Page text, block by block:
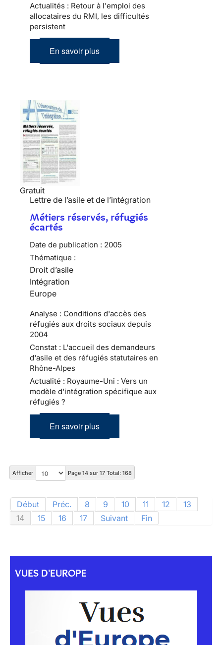
Actualités : Retour à l'emploi des
allocataires du RMI, les difficultés
persistent
En savoir plus
Gratuit
Lettre de l’asile et de l’intégration
Métiers réservés, réfugiés
écartés
Date de publication : 2005
Thématique :
Droit d’asile
Intégration
Europe
Analyse : Conditions d'accès des
réfugiés aux droits sociaux depuis
2004
Constat : L'accueil des demandeurs
d'asile et des réfugiés statutaires en
Rhône-Alpes
Actualité : Royaume-Uni : Vers un
modèle d'intégration spécifique aux
réfugiés ?
En savoir plus
Afficher Page 14 sur 17 Total: 168
Début Préc. 8 9 10 11 12
13
14
15 16 17 Suivant Fin
VUES D'EUROPE